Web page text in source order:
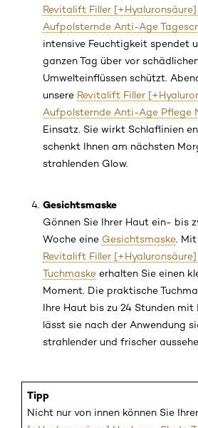
Revitalift Filler
Aufpolsternde Anti-Age
intensive Feuchtigkeit spendet
ganzen Tag über vor
Umwelteinflüssen schützt.
unsere Revitalift Filler
Aufpolsternde Anti-Age Pflege
Einsatz. Sie wirkt Schlaflinien
schenkt Ihnen am nächsten
strahlenden Glow.
Gesichtsmaske
Gönnen Sie Ihrer Haut ein- bis
Woche eine Gesichtsmaske.
Revitalift Filler
Tuchmaske erhalten Sie einen
Moment. Die praktische
Ihre Haut bis zu 24 Stunden mit
lässt sie nach der Anwendung
strahlender und frischer
Tipp
Nicht nur von innen können Sie